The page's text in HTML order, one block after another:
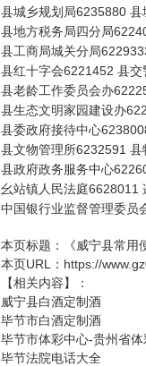
县城乡规划局6235880
县地方税务局四分局
县工商局城关分局
县红十字会6221452 县
县老龄工作委员会办
县生态文明家园建设办
县委政府接待中心
县文物管理所6232591
县政府政务服务中心
幺站镇人民法庭6628011
中国银行业监督管理委员
本页标题：
《威宁县常用
本页URL： https://
【相关内容】：
威宁县白酒定制酒
毕节市白酒定制酒
毕节市体彩中心-贵州省
毕节法院电话大全